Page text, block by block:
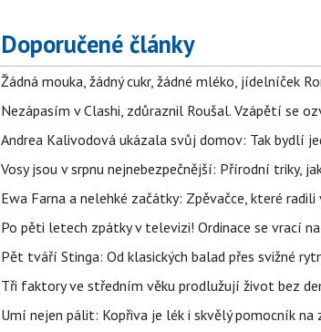
Doporučené články
Žádná mouka, žádný cukr, žádné mléko, jídelníček
Nezápasím v Clashi, zdůraznil Roušal. Vzápětí se
Andrea Kalivodová ukázala svůj domov: Tak bydlí
Vosy jsou v srpnu nejnebezpečnější: Přírodní triky,
Ewa Farna a nelehké začátky: Zpěvačce, které
Po pěti letech zpátky v televizi! Ordinace se vrací
Pět tváří Stinga: Od klasických balad přes svižné
Tři faktory ve středním věku prodlužují život bez
Umí nejen pálit: Kopřiva je lék i skvělý pomocník